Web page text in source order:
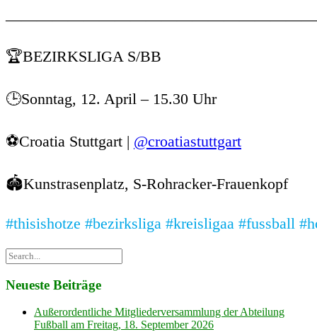
————————————————————
🏆BEZIRKSLIGA S/BB
🕒Sonntag, 12. April – 15.30 Uhr
⚽️Croatia Stuttgart | @croatiastuttgart
🏟️Kunstrasenplatz, S-Rohracker-Frauenkopf
#thisishotze #bezirksliga #kreisligaa #fussball
Neueste Beiträge
Außerordentliche Mitgliederversammlung der Abteilung
Fußball am Freitag, 18. September 2026